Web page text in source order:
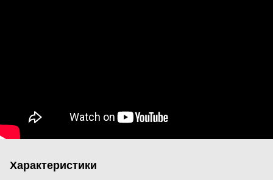
Характеристики